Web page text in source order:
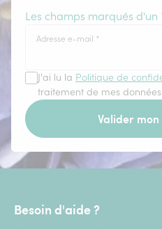
Les champs marqués
Adresse e-mail *
J'ai lu la Politique de
traitement de mes
Valider
Besoin d'aide ?